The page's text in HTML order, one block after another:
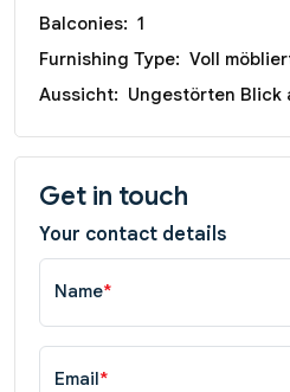
Balconies: 1
Furnishing Type: Voll
Aussicht: Ungestörten Blick
Get in touch
Your contact details
Name*
Email*